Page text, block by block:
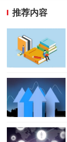
推荐内容